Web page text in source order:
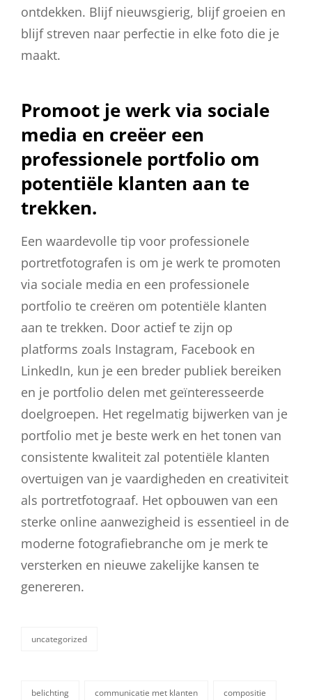
ontdekken. Blijf nieuwsgierig, blijf groeien en
blijf streven naar perfectie in elke foto die je
maakt.
Promoot je werk via sociale
media en creëer een
professionele portfolio om
potentiële klanten aan te
trekken.
Een waardevolle tip voor professionele
portretfotografen is om je werk te promoten
via sociale media en een professionele
portfolio te creëren om potentiële klanten
aan te trekken. Door actief te zijn op
platforms zoals Instagram, Facebook en
LinkedIn, kun je een breder publiek bereiken
en je portfolio delen met geïnteresseerde
doelgroepen. Het regelmatig bijwerken van je
portfolio met je beste werk en het tonen van
consistente kwaliteit zal potentiële klanten
overtuigen van je vaardigheden en creativiteit
als portretfotograaf. Het opbouwen van een
sterke online aanwezigheid is essentieel in de
moderne fotografiebranche om je merk te
versterken en nieuwe zakelijke kansen te
genereren.
categorieën
uncategorized
belichting communicatie met klanten compositie